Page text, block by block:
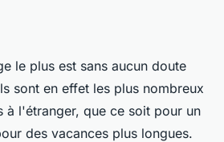
le plus est sans aucun doute
sont en effet les plus nombreux
à l'étranger, que ce soit pour un
des vacances plus longues.